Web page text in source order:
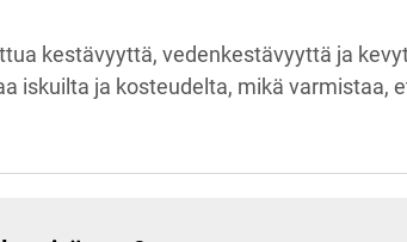
kestävyyttä, vedenkestävyyttä ja
iskuilta ja kosteudelta, mikä varmistaa,